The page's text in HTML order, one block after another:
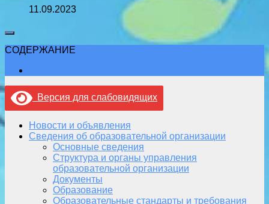
11.09.2023
СОДЕРЖАНИЕ
Версия для слабовидящих
Новости и объявления
Сведения об образовательной организации
Основные сведения
Структура и органы управления
образовательной организации
Документы
Образование
Образовательные стандарты и требования